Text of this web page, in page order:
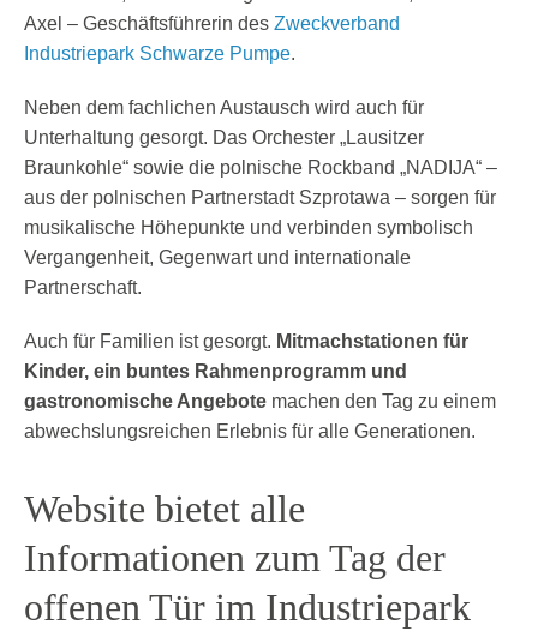
Axel – Geschäftsführerin des Zweckverband
Industriepark Schwarze Pumpe.
Neben dem fachlichen Austausch wird auch für
Unterhaltung gesorgt. Das Orchester „Lausitzer
Braunkohle“ sowie die polnische Rockband „NADIJA“ –
aus der polnischen Partnerstadt Szprotawa – sorgen für
musikalische Höhepunkte und verbinden symbolisch
Vergangenheit, Gegenwart und internationale
Partnerschaft.
Auch für Familien ist gesorgt. Mitmachstationen für
Kinder, ein buntes Rahmenprogramm und
gastronomische Angebote machen den Tag zu einem
abwechslungsreichen Erlebnis für alle Generationen.
Website bietet alle
Informationen zum Tag der
offenen Tür im Industriepark